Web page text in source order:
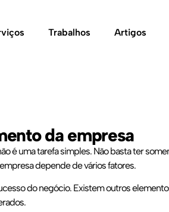
Trabalhos Artigos
da empresa
é uma tarefa simples. Não basta ter
depende de vários fatores.
do negócio. Existem outros